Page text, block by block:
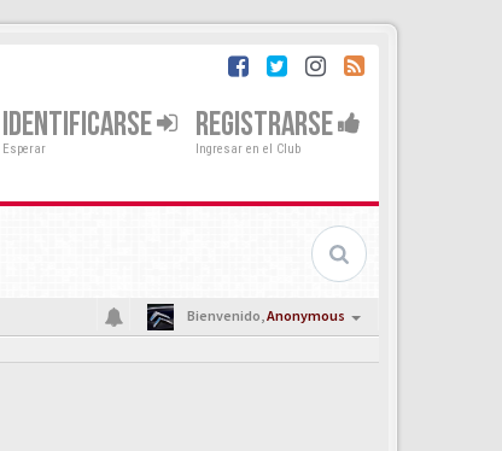
IDENTIFICARSE
Esperar
REGISTRARSE
Ingresar en el Club
Bienvenido,Anonymous